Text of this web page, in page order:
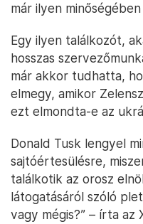
már ilyen
Egy ilyen találkozót,
hosszas
már akkor tudhatta,
elmegy, amikor
ezt elmondta-e az
Donald Tusk lengyel
sajtóértesülésre,
találkotik az orosz
látogatásáról szóló
vagy mégis?” – írta